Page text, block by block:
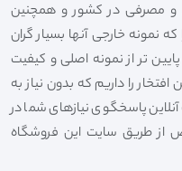
و مصرفی در کشور و همچنین
نمونه خارجی آنها بسیار گران
تر از نمونه اصلی و کیفیت
را داریم که بدون نیاز به
پاسخگوی نیازهای شما در
از طریق سایت این فروشگاه